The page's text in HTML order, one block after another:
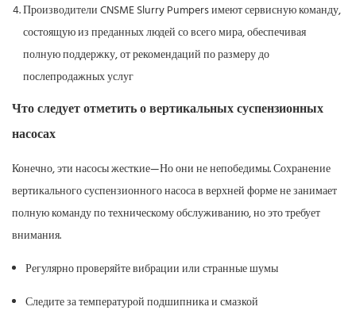
Производители CNSME Slurry Pumpers имеют сервисную команду,
состоящую из преданных людей со всего мира, обеспечивая
полную поддержку, от рекомендаций по размеру до
послепродажных услуг
Что следует отметить о вертикальных суспензионных
насосах
Конечно, эти насосы жесткие—Но они не непобедимы. Сохранение
вертикального суспензионного насоса в верхней форме не занимает
полную команду по техническому обслуживанию, но это требует
внимания.
Регулярно проверяйте вибрации или странные шумы
Следите за температурой подшипника и смазкой